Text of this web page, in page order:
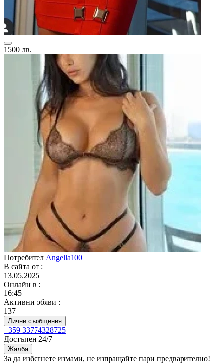
1500 лв.
Потребител Angella100
В сайта от :
13.05.2025
Онлайн в :
16:45
Активни обяви :
137
Лични съобщения
+359 33774328725
Достъпен 24/7
Жалба
За да избегнете измами, не изпращайте пари предварително!